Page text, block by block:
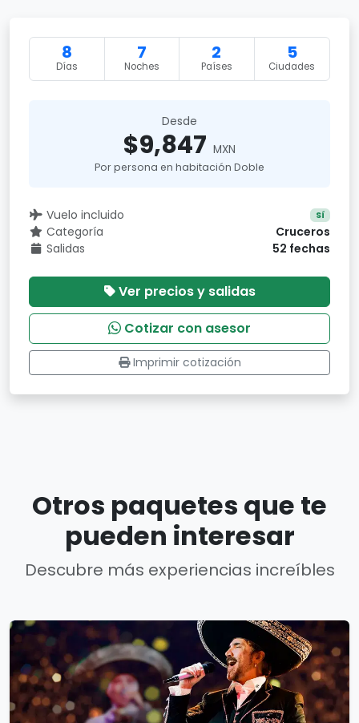
8
Días
7
Noches
2
Países
5
Ciudades
Desde
$9,847 MXN
Por persona en habitación Doble
Vuelo incluido Sí
Categoría
Cruceros
Salidas
52 fechas
Ver precios y salidas
Cotizar con asesor
Imprimir cotización
Otros paquetes que te
pueden interesar
Descubre más experiencias increíbles